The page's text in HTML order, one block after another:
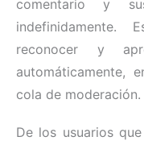
comentario y
reconocer y
automáticamente,
cola de moderación.
De los usuarios